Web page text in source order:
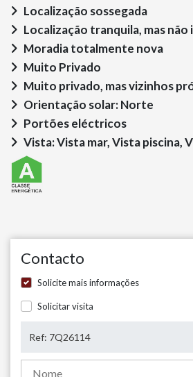
Localização sossegada
Localização tranquila, mas não
Moradia totalmente nova
Muito Privado
Muito privado, mas vizinhos
Orientação solar: Norte
Portões eléctricos
Vista: Vista mar, Vista piscina,
Contacto
Solicite mais informações
Solicitar visita